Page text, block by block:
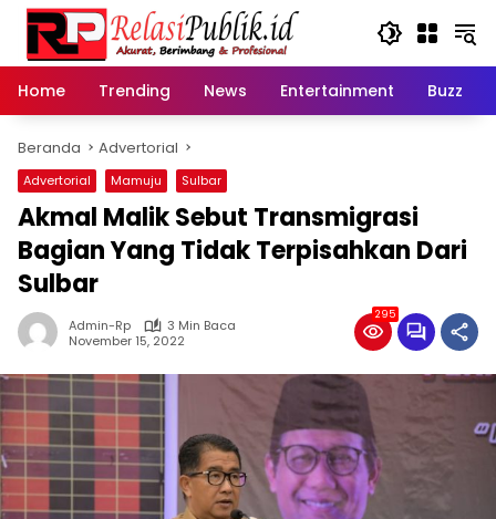
Langsung
konten
Home
Trending News Entertainment Buzz
Beranda Advertorial
Advertorial Mamuju Sulbar
Akmal Malik Sebut Transmigrasi
Bagian Yang Tidak Terpisahkan Dari
Sulbar
Admin-Rp
3 Min Baca
November 15, 2022
295